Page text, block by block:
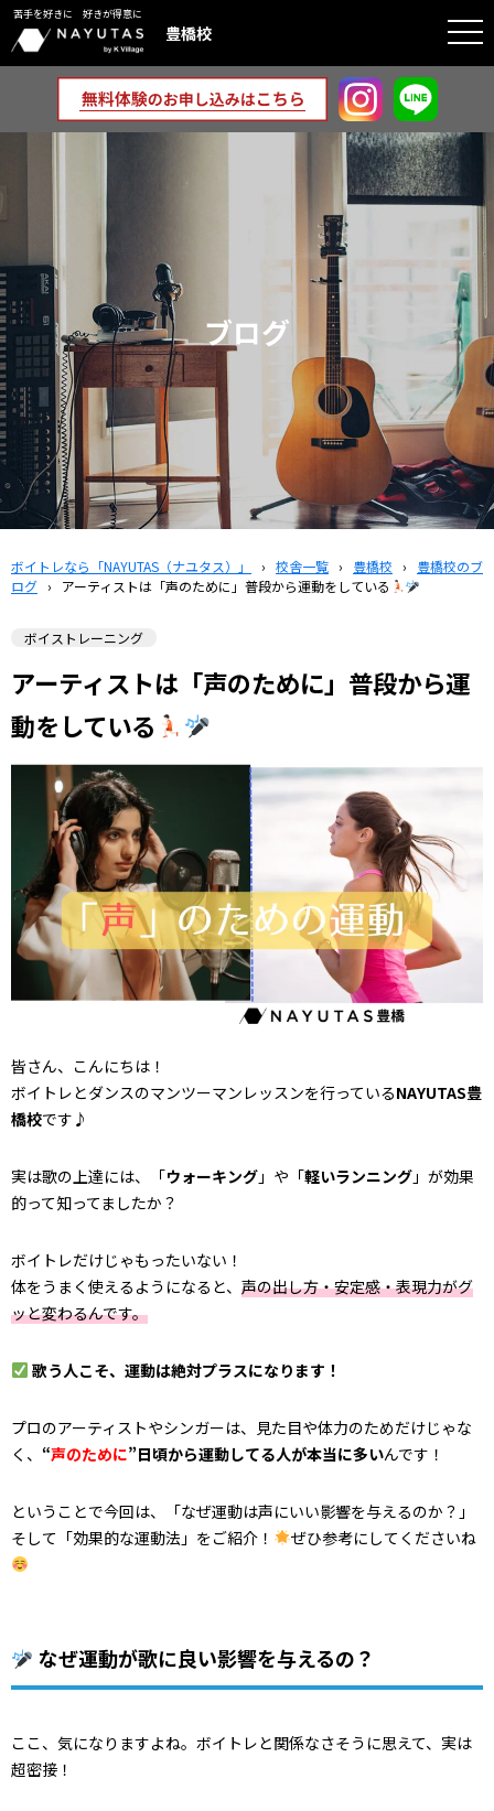
苦手を好きに 好きが得意に
豊橋校
ブログ
ボイトレなら「NAYUTAS（ナユタス）」 › 校舎一覧 › 豊橋校 ›
豊橋校のブ
ログ › アーティストは「声のために」普段から運動をしている
ボイストレーニング
アーティストは「声のために」普段から運
動をしている
皆さん、こんにちは！
ボイトレとダンスのマンツーマンレッスンを行っているNAYUTAS豊
橋校です♪
実は歌の上達には、「ウォーキング 」や「軽いランニング 」が効果
的って知ってましたか？
ボイトレだけじゃもったいない！
体をうまく使えるようになると、 声の出し方・安定感・表現力がグ
ッと変わるんです。
歌う人こそ、運動は絶対プラスになります！
プロのアーティストやシンガーは、見た目や体力のためだけじゃな
く、 “声のために”日頃から運動してる人が本当に多いんです！
ということで今回は、「なぜ運動は声にいい影響を与えるのか？」
そして「効果的な運動法」をご紹介！
ぜひ参考にしてくださいね
なぜ運動が歌に良い影響を与えるの？
ここ、気になりますよね。ボイトレと関係なさそうに思えて、実は
超密接！